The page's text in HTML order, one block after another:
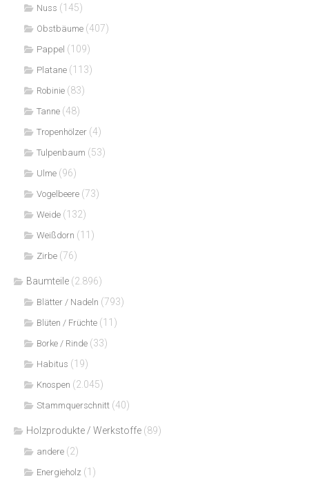
Nuss (145)
Obstbäume (407)
Pappel (109)
Platane (113)
Robinie (83)
Tanne (48)
Tropenhölzer (4)
Tulpenbaum (53)
Ulme (96)
Vogelbeere (73)
Weide (132)
Weißdorn (11)
Zirbe (76)
Baumteile (2.896)
Blätter / Nadeln (793)
Blüten / Früchte (11)
Borke / Rinde (33)
Habitus (19)
Knospen (2.045)
Stammquerschnitt (40)
Holzprodukte / Werkstoffe (89)
andere (2)
Energieholz (1)